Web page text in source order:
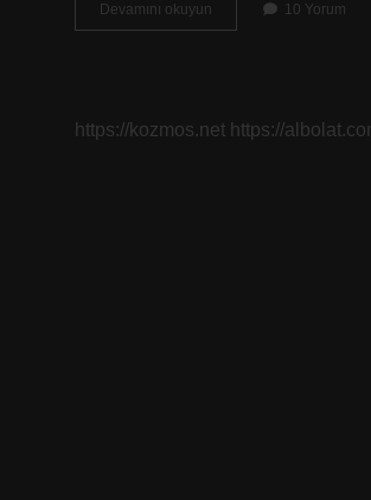
Devamını okuyun
Zulcelal
10 Yorum
https://kozmos.net https://